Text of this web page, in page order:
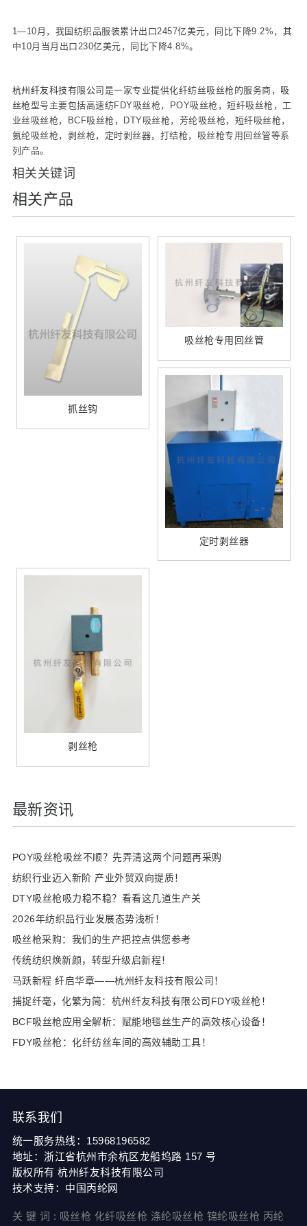
1—10月，我国纺织品服装累计出口2457亿美元，同比下降9.2%，其
中10月当月出口230亿美元，同比下降4.8%。
杭州纤友科技有限公司是一家专业提供化纤纺丝吸丝枪的服务商， 吸
丝枪型号主要包括高速纺FDY吸丝枪，POY吸丝枪，短纤吸丝枪，工
业丝吸丝枪，BCF吸丝枪，DTY吸丝枪，芳纶吸丝枪，短纤吸丝枪，
氨纶吸丝枪，剥丝枪，定时剥丝器，打结枪，吸丝枪专用回丝管等系
列产品。
相关关键词
相关产品
抓丝钩
吸丝枪专用回丝管
定时剥丝器
剥丝枪
最新资讯
POY吸丝枪吸丝不顺？先弄清这两个问题再采购
纺织行业迈入新阶 产业外贸双向提质！
DTY吸丝枪吸力稳不稳？看看这几道生产关
2026年纺织品行业发展态势浅析！
吸丝枪采购：我们的生产把控点供您参考
传统纺织焕新颜，转型升级启新程！
马跃新程 纤启华章——杭州纤友科技有限公司！
​捕捉纤毫，化繁为简：杭州纤友科技有限公司FDY吸丝枪！
BCF吸丝枪应用全解析：赋能地毯丝生产的高效核心设备！
FDY吸丝枪：化纤纺丝车间的高效辅助工具！
联系我们
统一服务热线： 15968196582
地址：浙江省杭州市余杭区龙船坞路 157 号
版权所有 杭州纤友科技有限公司
技术支持：中国丙纶网
关 键 词 : 吸丝枪 化纤吸丝枪 涤纶吸丝枪 锦纶吸丝枪 丙纶